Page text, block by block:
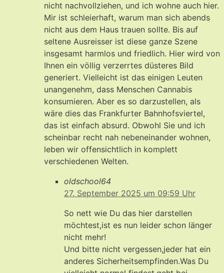
nicht nachvollziehen, und ich wohne auch hier.
Mir ist schleierhaft, warum man sich abends
nicht aus dem Haus trauen sollte. Bis auf
seltene Ausreisser ist diese ganze Szene
insgesamt harmlos und friedlich. Hier wird von
Ihnen ein völlig verzerrtes düsteres Bild
generiert. Vielleicht ist das einigen Leuten
unangenehm, dass Menschen Cannabis
konsumieren. Aber es so darzustellen, als
wäre dies das Frankfurter Bahnhofsviertel,
das ist einfach absurd. Obwohl Sie und ich
scheinbar recht nah nebeneinander wohnen,
leben wir offensichtlich in komplett
verschiedenen Welten.
oldschool64
27. September 2025 um 09:59 Uhr
So nett wie Du das hier darstellen
möchtest,ist es nun leider schon länger
nicht mehr!
Und bitte nicht vergessen,jeder hat ein
anderes Sicherheitsempfinden.Was Du